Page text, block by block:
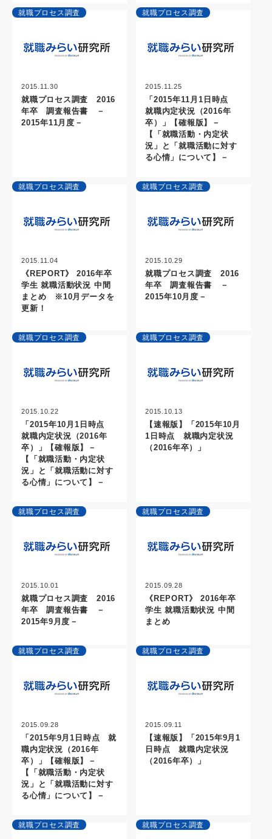
就職プロセス調査
2015.11.30
就職プロセス調査 2016
年卒 調査報告書 －
2015年11月度－
就職プロセス調査
2015.11.25
「2015年11月1日時点
就職内定状況（2016年
卒）」【確報版】－
【「就職活動・内定状
況」と「就職活動に対す
る心情」について】－
就職プロセス調査
2015.11.04
《REPORT》 2016年卒
学生 就職活動状況 中間
まとめ ※10月データを
更新！
就職プロセス調査
2015.10.29
就職プロセス調査 2016
年卒 調査報告書 －
2015年10月度－
就職プロセス調査
2015.10.22
「2015年10月1日時点
就職内定状況（2016年
卒）」【確報版】－
【「就職活動・内定状
況」と「就職活動に対す
る心情」について】－
就職プロセス調査
2015.10.13
【速報版】「2015年10月
1日時点 就職内定状況
（2016年卒）」
就職プロセス調査
2015.10.01
就職プロセス調査 2016
年卒 調査報告書 －
2015年9月度－
就職プロセス調査
2015.09.28
《REPORT》 2016年卒
学生 就職活動状況 中間
まとめ
就職プロセス調査
2015.09.28
「2015年9月1日時点 就
職内定状況（2016年
卒）」【確報版】－
【「就職活動・内定状
況」と「就職活動に対す
る心情」について】－
就職プロセス調査
2015.09.11
【速報版】「2015年9月1
日時点 就職内定状況
（2016年卒）」
就職プロセス調査 就職プロセス調査